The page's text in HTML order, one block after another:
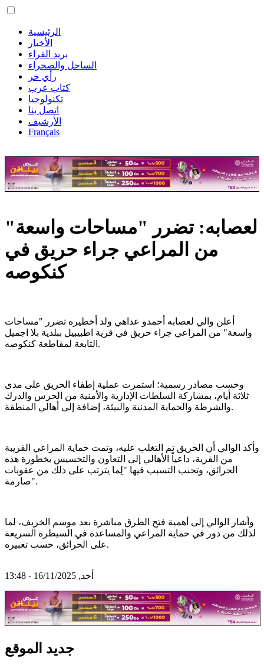
الرئيسية
الأخبار
بريد القراء
الساحل والصحراء
رأي حر
كتاب عرب
تكنولوجيا
اتصل بنا
الأرشيف
Français
لعصابه: تضرر "مساحات واسعة"
من المراعي جراء حريق في
كنكوصه
أعلن والي لعصابه أحمدو عداهي ولد أخطيره تضرر "مساحات
واسعة" من المراعي جراء حريق في قرية اطبيبيل ببلدية بلا اجميل
التابعة لمقاطعة كنكوصه.
وحسب مصادر رسمية؛ استمرت عملية إطفاء الحريق على مدى
ثلاثة أيام، بمشاركة السلطات الإدارية والأمنية من الحرس والدرك
والشرطة والحماية المدنية والبيئة، إضافة إلى أهالي المنطقة.
وأكد الوالي أن الحريق تم التغلب عليه، وتمت حماية المراعي القريبة
من القرية، داعياً الأهالي إلى التعاون والتحسيس بخطورة هذه
الحرائق، وتجنب التسبب فيها "لِما يترتب على ذلك من عقوبات
صارمة".
وأشار الوالي إلى أهمية فتح الطرق مباشرة بعد موسم الخريف، لما
لذلك من دور في حماية المراعي والمساعدة في السيطرة السريعة
على الحرائق، حسب تعبيره.
أحد, 16/11/2025 - 13:48
جديد الموقع